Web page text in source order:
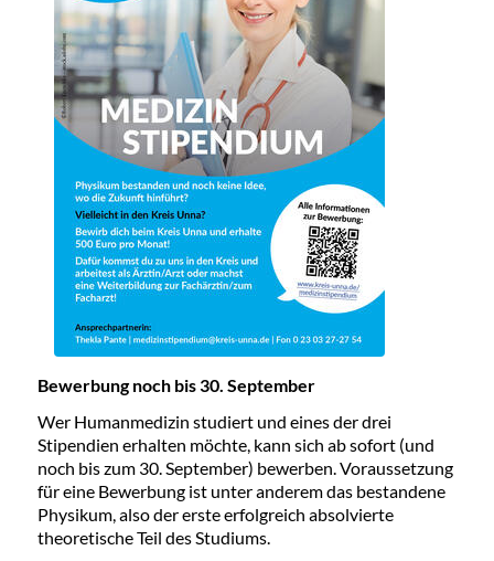
Bewerbung noch bis 30. September
Wer Humanmedizin studiert und eines der drei
Stipendien erhalten möchte, kann sich ab sofort (und
noch bis zum 30. September) bewerben. Voraussetzung
für eine Bewerbung ist unter anderem das bestandene
Physikum, also der erste erfolgreich absolvierte
theoretische Teil des Studiums.